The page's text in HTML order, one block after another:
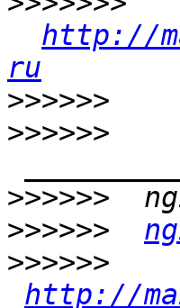
http://
ru
>>>>>>
>>>>>>
>>>>>>
>>>>>>
>>>>>>
http://